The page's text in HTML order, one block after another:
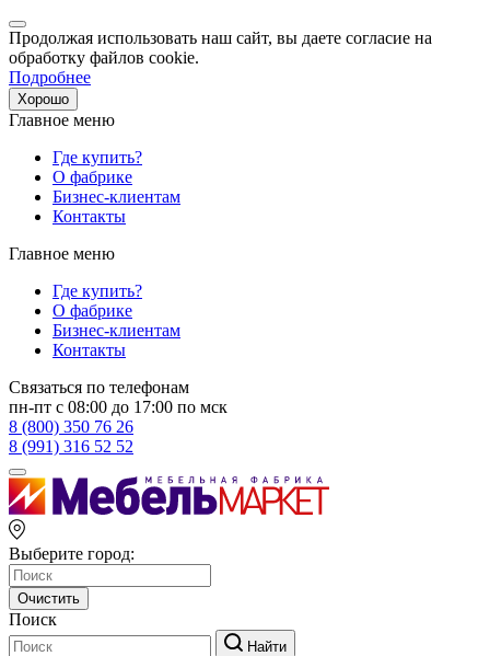
Продолжая использовать наш сайт, вы даете согласие на
обработку файлов cookie.
Подробнее
Хорошо
Главное меню
Где купить?
О фабрике
Бизнес-клиентам
Контакты
Главное меню
Где купить?
О фабрике
Бизнес-клиентам
Контакты
Связаться по телефонам
пн-пт с 08:00 до 17:00 по мск
8 (800) 350 76 26
8 (991) 316 52 52
Выберите город:
Очистить
Поиск
Найти